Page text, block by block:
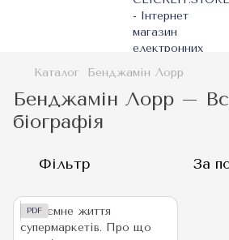
Каталог Бенджамін Лорр
Бенджамін Лорр –
біографія
Фільтр За
PDF